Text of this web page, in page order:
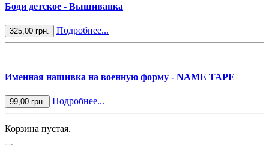
Боди детское - Вышиванка
325,00 грн. Подробнее...
Именная нашивка на военную форму - NAME TAPE
99,00 грн. Подробнее...
Корзина пустая.